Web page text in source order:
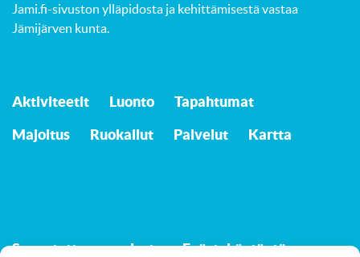
Jami.fi-sivuston ylläpidosta ja kehittämisestä vastaa
Jämijärven kunta.
Aktiviteetit Luonto Tapahtumat
Majoitus Ruokailut Palvelut Kartta
Saavutettavuusseloste Evästekäytäntö